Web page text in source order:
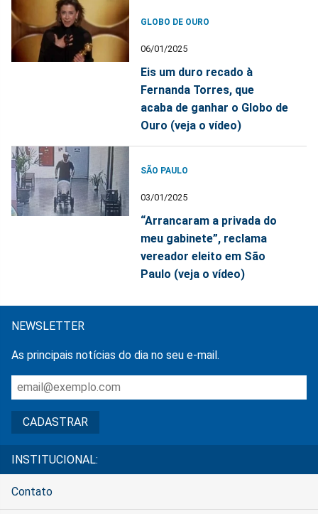
GLOBO DE OURO
06/01/2025
Eis um duro recado à
Fernanda Torres, que
acaba de ganhar o Globo de
Ouro (veja o vídeo)
SÃO PAULO
03/01/2025
“Arrancaram a privada do
meu gabinete”, reclama
vereador eleito em São
Paulo (veja o vídeo)
NEWSLETTER
As principais notícias do dia no seu e-mail.
INSTITUCIONAL:
Contato